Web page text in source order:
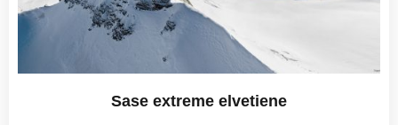
Sase extreme elvetiene